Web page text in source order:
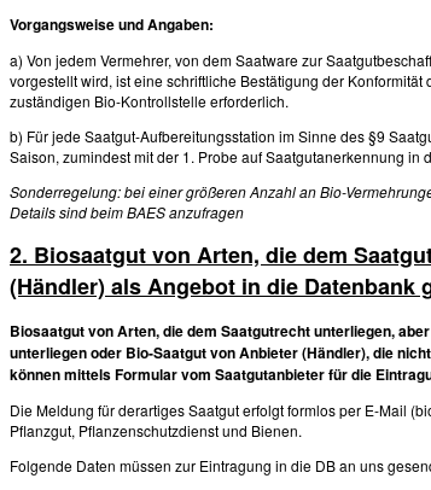
Vorgangsweise und Angaben:
a) Von jedem Vermehrer, von dem Saatware zur
vorgestellt wird, ist eine schriftliche Bestätigung der
zuständigen Bio-Kontrollstelle erforderlich.
b) Für jede Saatgut-Aufbereitungsstation im Sinne des §9
Saison, zumindest mit der 1. Probe auf Saatgutanerkennung
Sonderregelung: bei einer größeren Anzahl an Bio-
Details sind beim BAES anzufragen
2. Biosaatgut von Arten, die dem
(Händler) als Angebot in die Datenbank
Biosaatgut von Arten, die dem Saatgutrecht unterliegen,
unterliegen oder Bio-Saatgut von Anbieter (Händler), die
können mittels Formular vom Saatgutanbieter für die
Die Meldung für derartiges Saatgut erfolgt formlos per E-Mail
Pflanzgut, Pflanzenschutzdienst und Bienen.
Folgende Daten müssen zur Eintragung in die DB an uns